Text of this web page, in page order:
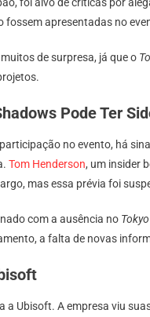
fossem apresentadas no
de surpresa, já que o
Pode Ter
no evento, há
Tom Henderson, um insider
mas essa prévia foi
com a ausência no
a falta de novas
a Ubisoft. A empresa viu